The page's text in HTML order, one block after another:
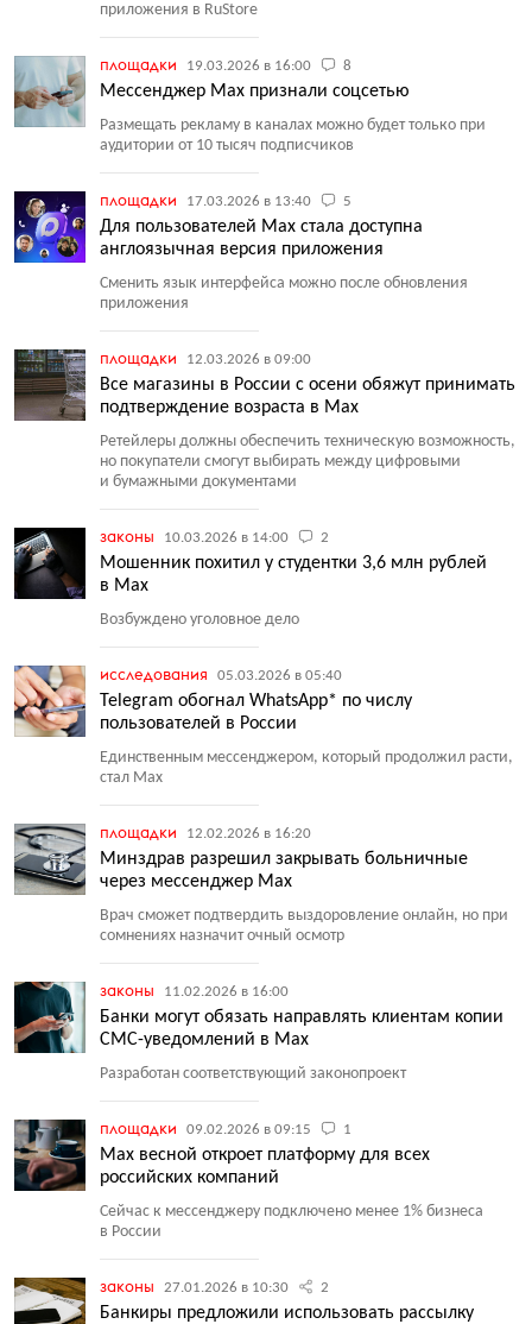
приложения в RuStore
площадки 19.03.2026 в 16:00 8
Мессенджер Max признали соцсетью
Размещать рекламу в каналах можно будет только при
аудитории от 10 тысяч подписчиков
площадки 17.03.2026 в 13:40 5
Для пользователей Max стала доступна
англоязычная версия приложения
Сменить язык интерфейса можно после обновления
приложения
площадки 12.03.2026 в 09:00
Все магазины в России с осени обяжут принимать
подтверждение возраста в Max
Ретейлеры должны обеспечить техническую возможность,
но покупатели смогут выбирать между цифровыми
и бумажными документами
законы 10.03.2026 в 14:00 2
Мошенник похитил у студентки 3,6 млн рублей
в Max
Возбуждено уголовное дело
исследования 05.03.2026 в 05:40
Telegram обогнал WhatsApp* по числу
пользователей в России
Единственным мессенджером, который продолжил расти,
стал Max
площадки 12.02.2026 в 16:20
Минздрав разрешил закрывать больничные
через мессенджер Max
Врач сможет подтвердить выздоровление онлайн, но при
сомнениях назначит очный осмотр
законы 11.02.2026 в 16:00
Банки могут обязать направлять клиентам копии
СМС-уведомлений в Max
Разработан соответствующий законопроект
площадки 09.02.2026 в 09:15 1
Max весной откроет платформу для всех
российских компаний
Сейчас к мессенджеру подключено менее 1% бизнеса
в России
законы 27.01.2026 в 10:30 2
Банкиры предложили использовать рассылку